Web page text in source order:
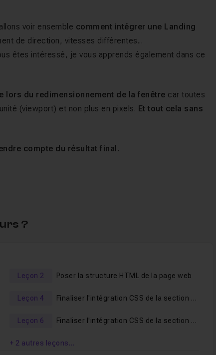
voir ensemble comment intégrer une Landing
de direction, vitesses différentes...
êtes intéressé, je vous apprends également dans ce
lors du redimensionnement de la fenêtre car toutes
(viewport) et non plus en pixels. Et tout cela sans
compte du résultat final.
?
Leçon 2 Poser la structure HTML de la page web
Leçon 4 Finaliser l'intégration CSS de la section 01
Leçon 6 Finaliser l'intégration CSS de la section 03
+ 2 autres leçons…